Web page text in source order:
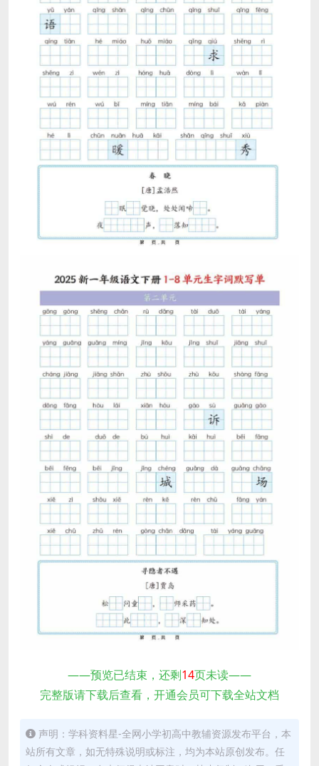
——预览已结束，还剩14页未读——
完整版请下载后查看，开通会员可下载全站文档
声明：学科资料星-全网小学初高中教辅资源发布平台，本
站所有文章，如无特殊说明或标注，均为本站原创发布。任